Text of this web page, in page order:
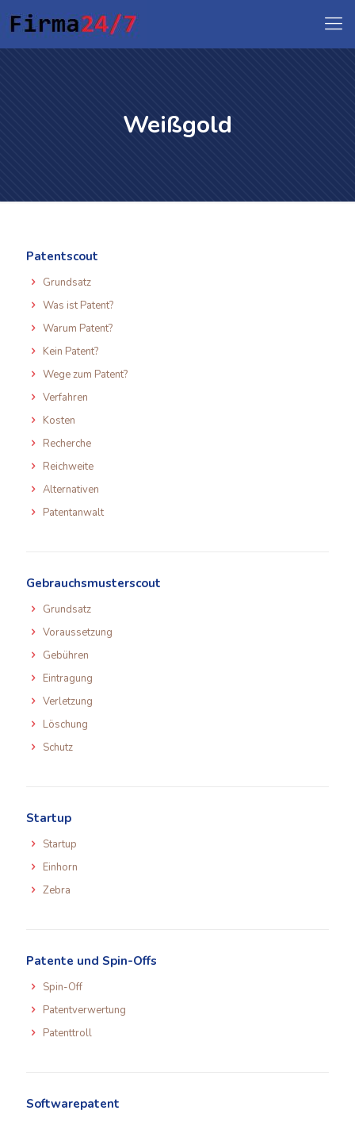
Weißgold
Patentscout
Grundsatz
Was ist Patent?
Warum Patent?
Kein Patent?
Wege zum Patent?
Verfahren
Kosten
Recherche
Reichweite
Alternativen
Patentanwalt
Gebrauchsmusterscout
Grundsatz
Voraussetzung
Gebühren
Eintragung
Verletzung
Löschung
Schutz
Startup
Startup
Einhorn
Zebra
Patente und Spin-Offs
Spin-Off
Patentverwertung
Patenttroll
Softwarepatent